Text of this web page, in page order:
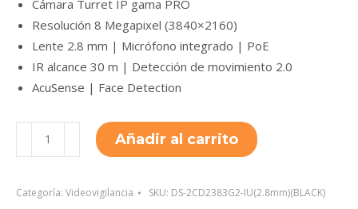
Cámara Turret IP gama PRO
Resolución 8 Megapixel (3840×2160)
Lente 2.8 mm | Micrófono integrado | PoE
IR alcance 30 m | Detección de movimiento 2.0
AcuSense | Face Detection
2CD2383G2-
(BLACK)
Añadir al carrito
Categoría: Videovigilancia SKU: DS-2CD2383G2-IU(2.8mm)(BLACK)